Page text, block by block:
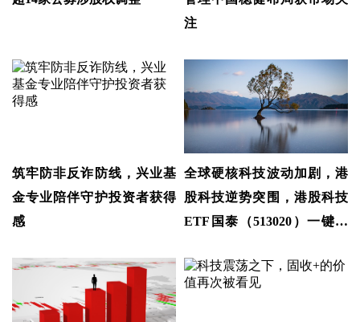
注
筑牢防非反诈防线，兴业基
金专业陪伴守护投资者获得
感
全球硬核科技波动加剧，港
股科技逆势突围，港股科技
ETF国泰（513020）一键布